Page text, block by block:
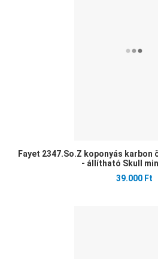
Fayet 2347.So.Z koponyás
- állítható Skull
39.000 Ft